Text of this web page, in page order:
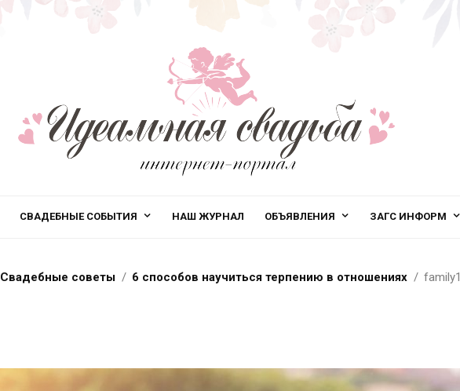
СВАДЕБНЫЕ СОБЫТИЯ НАШ ЖУРНАЛ ОБЪЯВЛЕНИЯ ЗАГС ИНФОРМ
Свадебные советы 6 способов научиться терпению в отношениях family1